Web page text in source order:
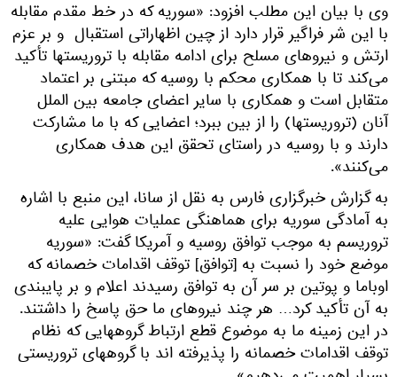
وی با بیان این مطلب افزود: «سوریه که در خط مقدم مقابله
با این شر فراگیر قرار دارد از چین اظهاراتی استقبال و بر عزم
ارتش و نیروهای مسلح برای ادامه مقابله با تروریستها تأکید
می‌کند تا با همکاری محکم با روسیه که مبتنی بر اعتماد
متقابل است و همکاری با سایر اعضای جامعه بین الملل
آنان (تروریستها) را از بین ببرد؛ اعضایی که با ما مشارکت
دارند و با روسیه در راستای تحقق این هدف همکاری
می‌کنند».
به گزارش خبرگزاری فارس به نقل از سانا، این منبع با اشاره
به آمادگی سوریه برای هماهنگی عملیات هوایی علیه
تروریسم به موجب توافق روسیه و آمریکا گفت: «سوریه
موضع خود را نسبت به [توافق] توقف اقدامات خصمانه که
اوباما و پوتین بر سر آن به توافق رسیدند اعلام و بر پایبندی
به آن تأکید کرد… هر چند نیروهای ما حق پاسخ را داشتند.
در این زمینه ما به موضوع قطع ارتباط گروههایی که نظام
توقف اقدامات خصمانه را پذیرفته اند با گروههای تروریستی